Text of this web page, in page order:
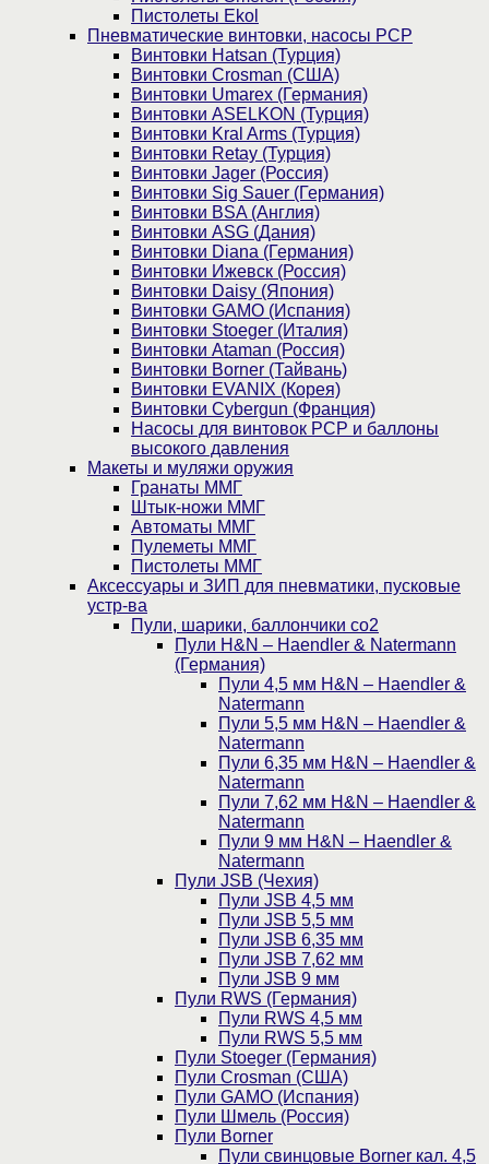
Пистолеты Ekol
Пневматические винтовки, насосы PCP
Винтовки Hatsan (Турция)
Винтовки Crosman (США)
Винтовки Umarex (Германия)
Винтовки ASELKON (Турция)
Винтовки Kral Arms (Турция)
Винтовки Retay (Турция)
Винтовки Jager (Россия)
Винтовки Sig Sauer (Германия)
Винтовки BSA (Англия)
Винтовки ASG (Дания)
Винтовки Diana (Германия)
Винтовки Ижевск (Россия)
Винтовки Daisy (Япония)
Винтовки GAMO (Испания)
Винтовки Stoeger (Италия)
Винтовки Ataman (Россия)
Винтовки Borner (Тайвань)
Винтовки EVANIX (Корея)
Винтовки Cybergun (Франция)
Насосы для винтовок PCP и баллоны
высокого давления
Макеты и муляжи оружия
Гранаты ММГ
Штык-ножи ММГ
Автоматы ММГ
Пулеметы ММГ
Пистолеты ММГ
Аксессуары и ЗИП для пневматики, пусковые
устр-ва
Пули, шарики, баллончики со2
Пули H&N – Haendler & Natermann
(Германия)
Пули 4,5 мм H&N – Haendler &
Natermann
Пули 5,5 мм H&N – Haendler &
Natermann
Пули 6,35 мм H&N – Haendler &
Natermann
Пули 7,62 мм H&N – Haendler &
Natermann
Пули 9 мм H&N – Haendler &
Natermann
Пули JSB (Чехия)
Пули JSB 4,5 мм
Пули JSB 5,5 мм
Пули JSB 6,35 мм
Пули JSB 7,62 мм
Пули JSB 9 мм
Пули RWS (Германия)
Пули RWS 4,5 мм
Пули RWS 5,5 мм
Пули Stoeger (Германия)
Пули Crosman (США)
Пули GAMO (Испания)
Пули Шмель (Россия)
Пули Borner
Пули свинцовые Borner кал. 4,5